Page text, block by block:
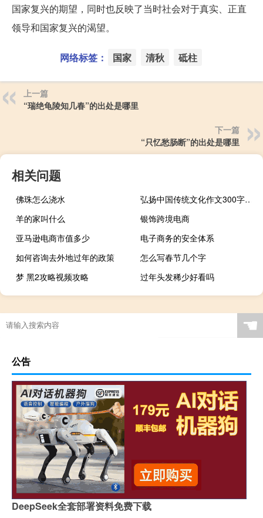
国家复兴的期望，同时也反映了当时社会对于真实、正直
领导和国家复兴的渴望。
网络标签： 国家 清秋 砥柱
上一篇
“瑞绝龟陵知几春”的出处是哪里
下一篇
“只忆愁肠断”的出处是哪里
相关问题
佛珠怎么浇水
弘扬中国传统文化作文300字（弘扬中国传统文化作文）
羊的家叫什么
银饰跨境电商
亚马逊电商市值多少
电子商务的安全体系
如何咨询去外地过年的政策
怎么写春节几个字
梦 黑2攻略视频攻略
过年头发稀少好看吗
☚
公告
DeepSeek全套部署资料免费下载